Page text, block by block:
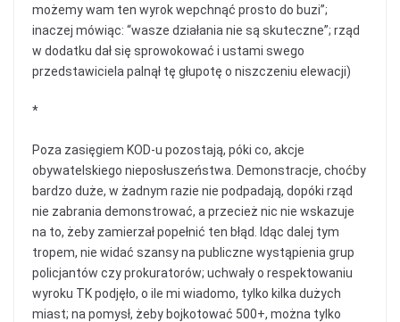
możemy wam ten wyrok wepchnąć prosto do buzi”;
inaczej mówiąc: “wasze działania nie są skuteczne”; rząd
w dodatku dał się sprowokować i ustami swego
przedstawiciela palnął tę głupotę o niszczeniu elewacji)
*
Poza zasięgiem KOD-u pozostają, póki co, akcje
obywatelskiego nieposłuszeństwa. Demonstracje, choćby
bardzo duże, w żadnym razie nie podpadają, dopóki rząd
nie zabrania demonstrować, a przecież nic nie wskazuje
na to, żeby zamierzał popełnić ten błąd. Idąc dalej tym
tropem, nie widać szansy na publiczne wystąpienia grup
policjantów czy prokuratorów; uchwały o respektowaniu
wyroku TK podjęło, o ile mi wiadomo, tylko kilka dużych
miast; na pomysł, żeby bojkotować 500+, można tylko